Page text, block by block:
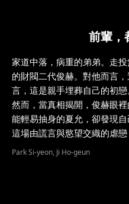
前輩，
家道中落，病重的弟弟。走
的財閥二代俊赫。對他而言
言，這是親手埋葬自己的初戀
然而，當真相揭開，俊赫眼
能輕易抽身的夏允，卻發現
這場由謊言與慾望交織的虐
Park Si-yeon, Ji Ho-geun